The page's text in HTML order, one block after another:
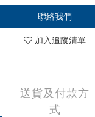
聯絡我們
加入追蹤清單
送貨及付款方
式